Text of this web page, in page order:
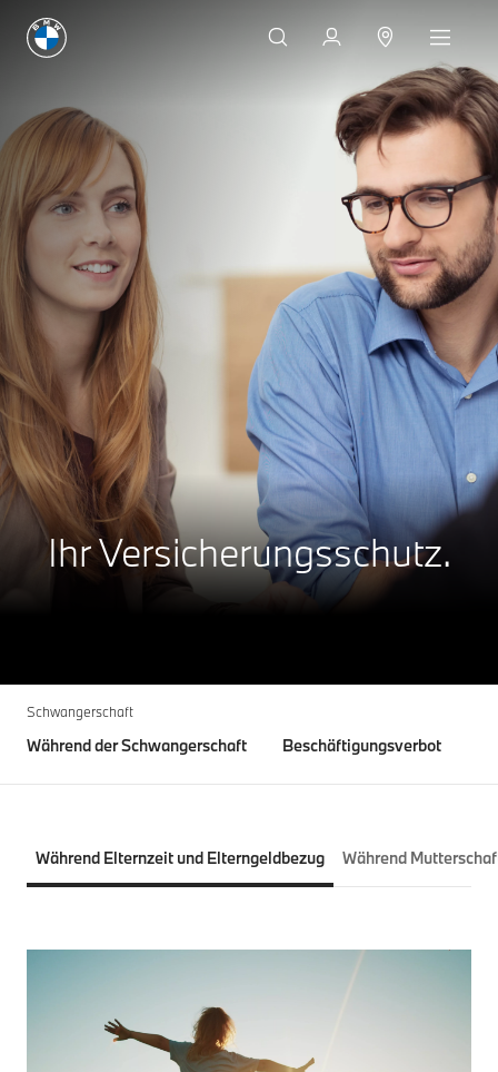
Ihr Versicherungsschutz.
Schwangerschaft
Während der Schwangerschaft Beschäftigungsverbot
Während Elternzeit und Elterngeldbezug Während